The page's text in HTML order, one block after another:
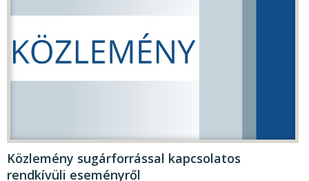
Közlemény sugárforrással kapcsolatos
rendkívüli eseményről